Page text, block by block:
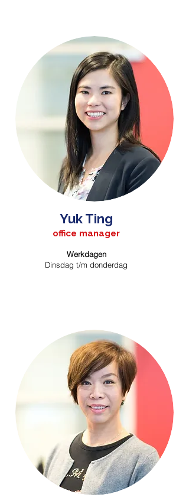
Yuk Ting
office manager
Werkdagen
Dinsdag t/m donderdag